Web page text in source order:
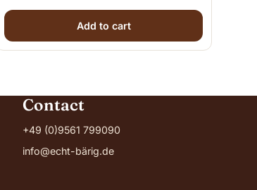
options may be chosen on the product
Add to cart
Contact
+49 (0)9561 799090
info@echt-bärig.de